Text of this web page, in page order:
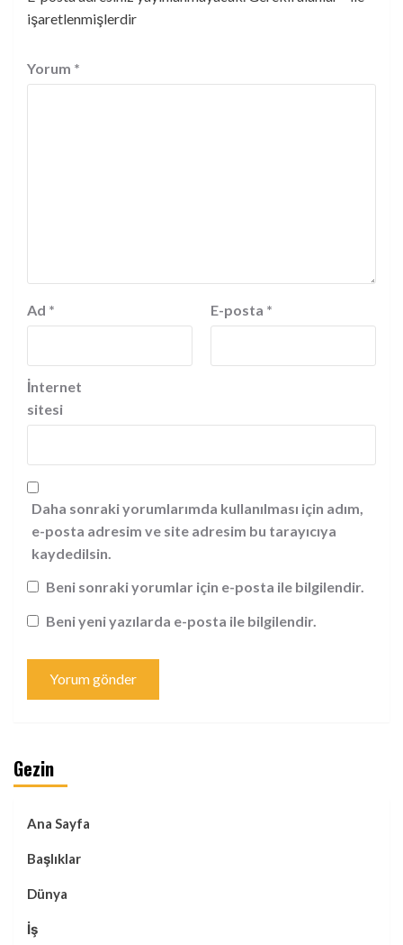
işaretlenmişlerdir
Yorum *
Ad * E-posta *
İnternet
sitesi
Daha sonraki yorumlarımda kullanılması için adım,
e-posta adresim ve site adresim bu tarayıcıya
kaydedilsin.
Beni sonraki yorumlar için e-posta ile bilgilendir.
Beni yeni yazılarda e-posta ile bilgilendir.
Gezin
Ana Sayfa
Başlıklar
Dünya
İş